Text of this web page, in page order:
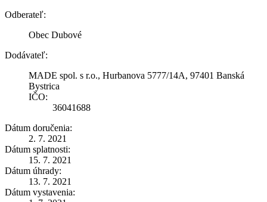
Odberateľ:
Obec Dubové
Dodávateľ:
MADE spol. s r.o., Hurbanova 5777/14A, 97401 Banská
Bystrica
IČO:
36041688
Dátum doručenia:
2. 7. 2021
Dátum splatnosti:
15. 7. 2021
Dátum úhrady:
13. 7. 2021
Dátum vystavenia: